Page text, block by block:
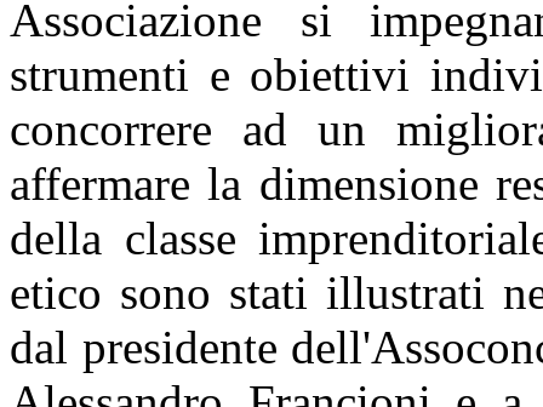
Associazione si
strumenti e obiettivi
concorrere ad un
affermare la dimensione
della classe
etico sono stati illustrati
dal presidente